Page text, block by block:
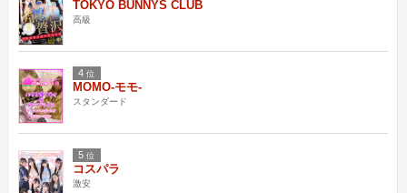
TOKYO BUNNYS CLUB
高級
4 位
MOMO-モモ-
スタンダード
5 位
コスパラ
激安